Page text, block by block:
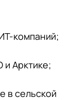
компаний;
Арктике;
в сельской